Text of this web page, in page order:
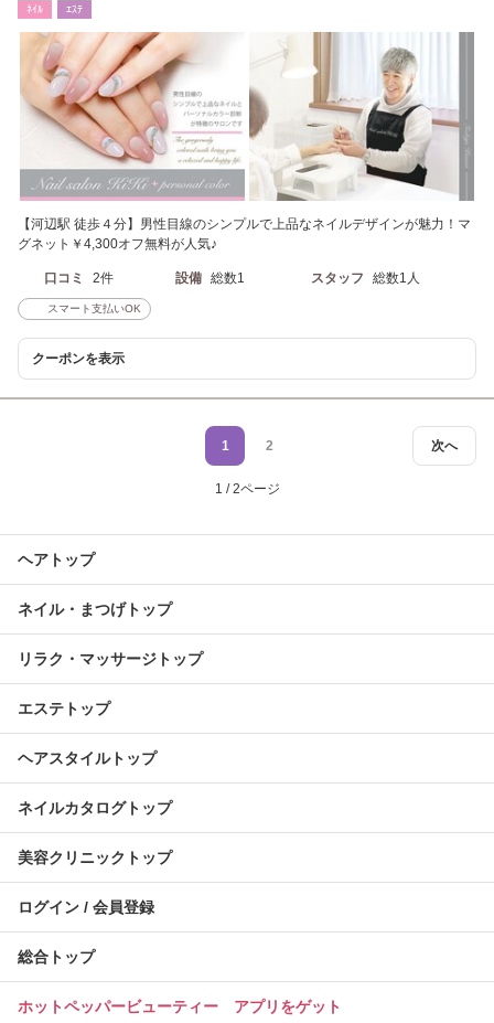
ﾈｲﾙ ｴｽﾃ
【河辺駅 徒歩４分】男性目線のシンプルで上品なネイルデザインが魅力！マ
グネット￥4,300オフ無料が人気♪
口コミ 2件 設備 総数1 スタッフ 総数1人
スマート支払いOK
クーポンを表示
次へ
1 2
1 / 2ページ
ヘアトップ
ネイル・まつげトップ
リラク・マッサージトップ
エステトップ
ヘアスタイルトップ
ネイルカタログトップ
美容クリニックトップ
ログイン / 会員登録
総合トップ
ホットペッパービューティー アプリをゲット